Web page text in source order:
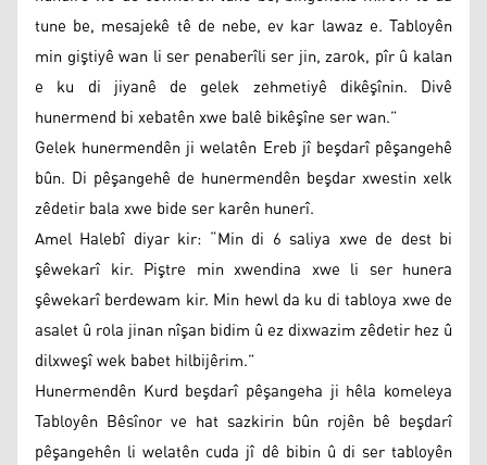
tune be, mesajekê tê de nebe, ev kar lawaz e. Tabloyên
min giştiyê wan li ser penaberîli ser jin, zarok, pîr û kalan
e ku di jiyanê de gelek zehmetiyê dikêşînin. Divê
hunermend bi xebatên xwe balê bikêşîne ser wan.”
Gelek hunermendên ji welatên Ereb jî beşdarî pêşangehê
bûn. Di pêşangehê de hunermendên beşdar xwestin xelk
zêdetir bala xwe bide ser karên hunerî.
Amel Halebî diyar kir: “Min di 6 saliya xwe de dest bi
şêwekarî kir. Piştre min xwendina xwe li ser hunera
şêwekarî berdewam kir. Min hewl da ku di tabloya xwe de
asalet û rola jinan nîşan bidim û ez dixwazim zêdetir hez û
dilxweşî wek babet hilbijêrim.”
Hunermendên Kurd beşdarî pêşangeha ji hêla komeleya
Tabloyên Bêsînor ve hat sazkirin bûn rojên bê beşdarî
pêşangehên li welatên cuda jî dê bibin û di ser tabloyên